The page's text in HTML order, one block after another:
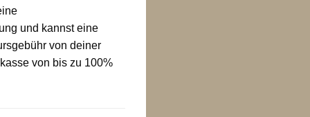
und kannst eine
von deiner
von bis zu 100%